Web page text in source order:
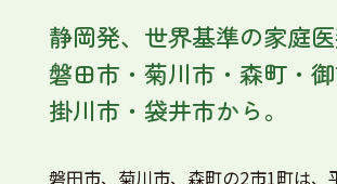
静岡発、世界基準の家庭医
磐田市・菊川市・森町・御
掛川市・袋井市から。
磐田市、菊川市、森町の2市1町は、